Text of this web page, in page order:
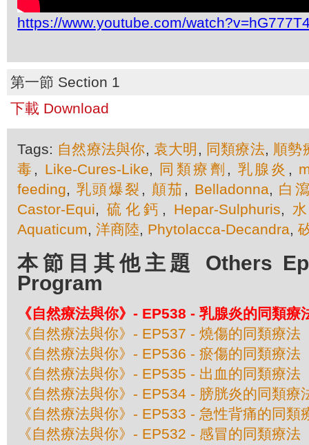
https://www.youtube.com/
第一節 Section 1
下載 Download
Tags: 自然療法與你, 袁大明 , 同類療法, 順勢
毒 , Like-Cures-Like, 同類療劑 , 乳腺炎 ,
feeding, 乳頭爆裂 , 顛茄 , Belladonna, 白
Castor-Equi,硫化鈣 , Hepar-Sulphuris,
Aquaticum, 洋商陸, Phytolacca-Decandra,
本節目其他主題 Others
Program
《自然療法與你》- EP538 - 乳腺炎的同類療
《自然療法與你》- EP537 - 燒傷的同類療法
《自然療法與你》- EP536 - 瘀傷的同類療法
《自然療法與你》- EP535 - 出血的同類療法
《自然療法與你》- EP534 - 膀胱炎的同類療
《自然療法與你》- EP533 - 急性背痛的同類
《自然療法與你》- EP532 - 感冒的同類療法